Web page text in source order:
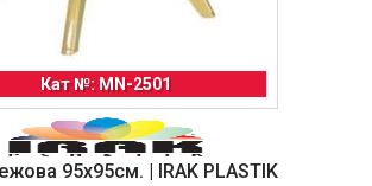
Кат №: MN-2501
95х95см. | IRAK PLASTIK